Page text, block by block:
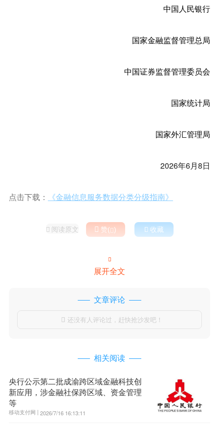
中国人民银行
国家金融监督管理总局
中国证券监督管理委员会
国家统计局
国家外汇管理局
2026年6月8日
点击下载： 《金融信息服务数据分类分级指南》
 阅读原文  赞()  收藏

展开全文
文章评论
 还没有人评论过，赶快抢沙发吧！
相关阅读
央行公示第二批成渝跨区域金融科技创
新应用，涉金融社保跨区域、资金管理
等
移动支付网 | 2026/7/16 16:13:11